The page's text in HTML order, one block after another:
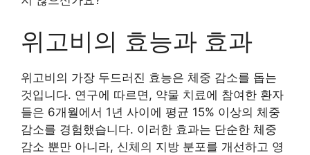
위고비의 효능과 효과
위고비의 가장 두드러진 효능은 체중 감소를 돕는
것입니다. 연구에 따르면, 약물 치료에 참여한 환자
들은 6개월에서 1년 사이에 평균 15% 이상의 체중
감소를 경험했습니다. 이러한 효과는 단순한 체중
감소 뿐만 아니라, 신체의 지방 분포를 개선하고 영